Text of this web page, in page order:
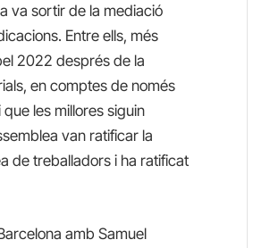
va sortir de la mediació
Entre ells, més
2022 després de la
en comptes de només
les millores siguin
van ratificar la
de treballadors i ha ratificat
amb Samuel